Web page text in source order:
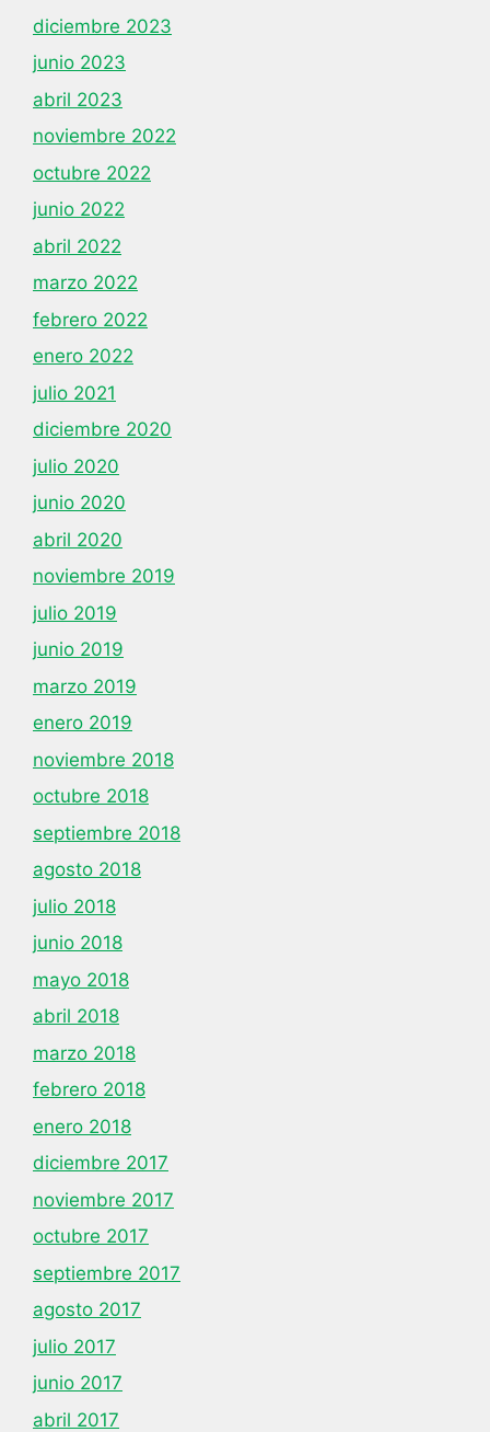
diciembre 2023
junio 2023
abril 2023
noviembre 2022
octubre 2022
junio 2022
abril 2022
marzo 2022
febrero 2022
enero 2022
julio 2021
diciembre 2020
julio 2020
junio 2020
abril 2020
noviembre 2019
julio 2019
junio 2019
marzo 2019
enero 2019
noviembre 2018
octubre 2018
septiembre 2018
agosto 2018
julio 2018
junio 2018
mayo 2018
abril 2018
marzo 2018
febrero 2018
enero 2018
diciembre 2017
noviembre 2017
octubre 2017
septiembre 2017
agosto 2017
julio 2017
junio 2017
abril 2017